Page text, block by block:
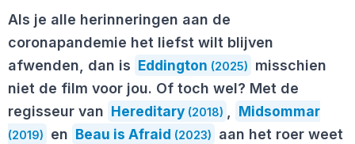
Als je alle herinneringen aan de
coronapandemie het liefst wilt blijven
afwenden, dan is Eddington (2025)
misschien
niet de film voor jou. Of toch wel? Met de
regisseur van Hereditary (2018) , Midsommar
(2019) en Beau is Afraid (2023)
aan het roer weet